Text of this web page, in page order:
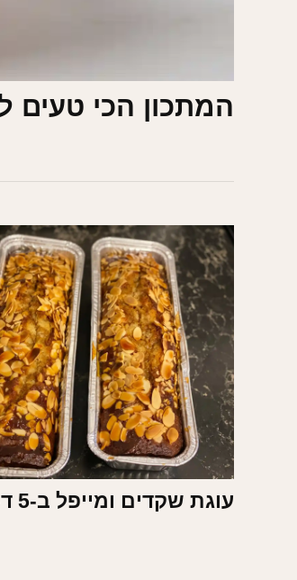
המתכון הכי טעים
עוגת שקדים ומייפל ב-5 דקות